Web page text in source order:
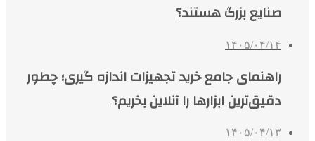
صنایع بزرگ هستند؟
۱۴۰۵/۰۴/۱۴
راهنمای جامع خرید تجهیزات اندازه گیری؛ چطور
دقیق‌ترین ابزارها را آنلاین بخریم؟
۱۴۰۵/۰۴/۱۳